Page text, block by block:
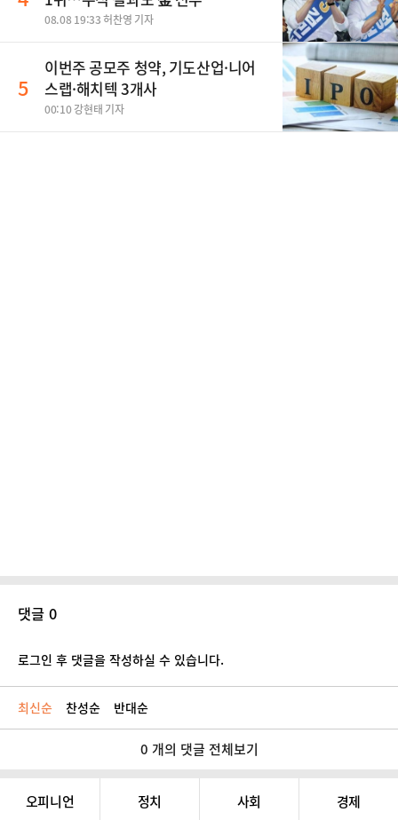
08.08 19:33 허찬영 기자
5
이번주 공모주 청약, 기도산업·니어
스랩·해치텍 3개사
00:10 강현태 기자
댓글 0
로그인 후 댓글을 작성하실 수 있습니다.
최신순 찬성순 반대순
0 개의 댓글 전체보기
오피니언 정치 사회 경제